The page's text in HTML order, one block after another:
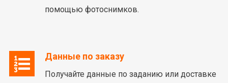
помощью фотоснимков.
Данные по заказу
Получайте данные по заданию или доставке